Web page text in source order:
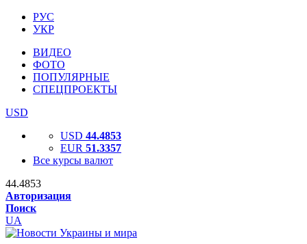
РУС
УКР
ВИДЕО
ФОТО
ПОПУЛЯРНЫЕ
СПЕЦПРОЕКТЫ
USD
USD 44.4853
EUR 51.3357
Все курсы валют
44.4853
Авторизация
Поиск
UA